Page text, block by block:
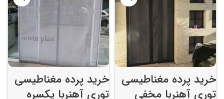
خرید پرده مغناطیسی
توری آهنربا مخفی
خرید پرده مغناطیسی
توری آهنربا یکسره